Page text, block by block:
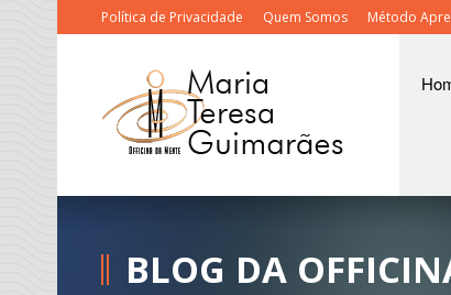
Política de Privacidade Quem Somos Método
BLOG DA